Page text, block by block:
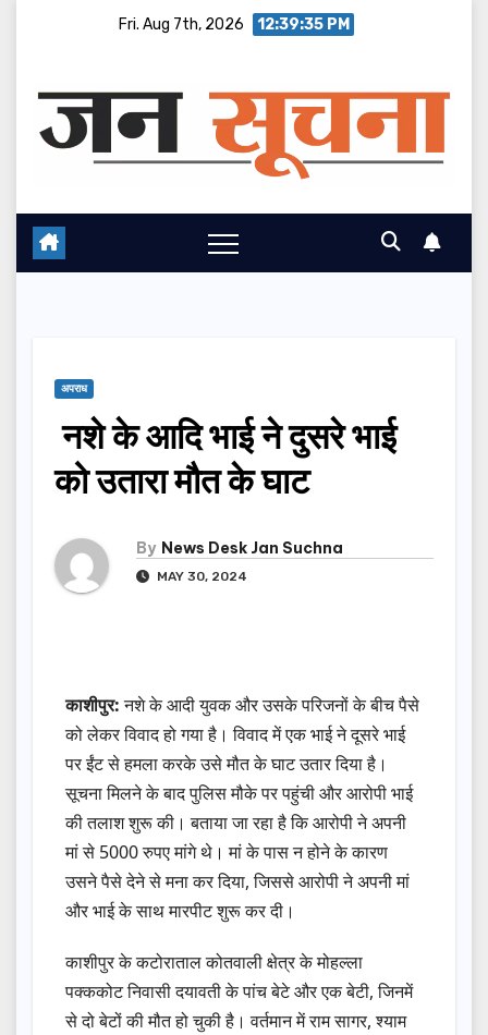
Fri. Aug 7th, 2026 12:39:36 PM
अपराध
नशे के आदि भाई ने दुसरे भाई
को उतारा मौत के घाट
By News Desk Jan Suchna
MAY 30, 2024
काशीपुर:नशे के आदी युवक और उसके परिजनों के बीच पैसे
को लेकर विवाद हो गया है। विवाद में एक भाई ने दूसरे भाई
पर ईंट से हमला करके उसे मौत के घाट उतार दिया है।
सूचना मिलने के बाद पुलिस मौके पर पहुंची और आरोपी भाई
की तलाश शुरू की। बताया जा रहा है कि आरोपी ने अपनी
मां से 5000 रुपए मांगे थे। मां के पास न होने के कारण
उसने पैसे देने से मना कर दिया, जिससे आरोपी ने अपनी मां
और भाई के साथ मारपीट शुरू कर दी।
काशीपुर के कटोराताल कोतवाली क्षेत्र के मोहल्ला
पक्ककोट निवासी दयावती के पांच बेटे और एक बेटी, जिनमें
से दो बेटों की मौत हो चुकी है। वर्तमान में राम सागर, श्याम